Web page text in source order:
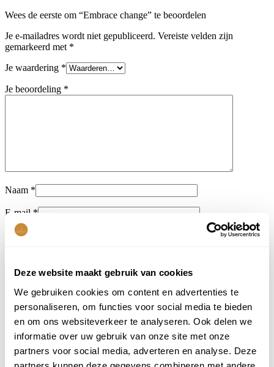
Deze website maakt gebruik van cookies
We gebruiken cookies om content en advertenties te
personaliseren, om functies voor social media te bieden
en om ons websiteverkeer te analyseren. Ook delen we
informatie over uw gebruik van onze site met onze
partners voor social media, adverteren en analyse. Deze
Wees de eerste om “Embrace change” te beoordelen
Je e-mailadres wordt niet gepubliceerd. Vereiste velden zijn
gemarkeerd met *
Je waardering *
Je beoordeling *
Naam *
E-mail *
Mijn naam, e-mail en site opslaan in deze browser voor de
SKU6369021122Categorie Storytiles
Deel dit product:
Aanbevolen producten